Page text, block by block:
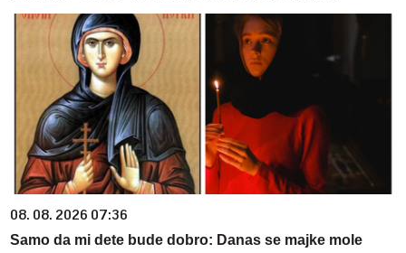
08. 08. 2026 07:36
Samo da mi dete bude dobro: Danas se majke mole